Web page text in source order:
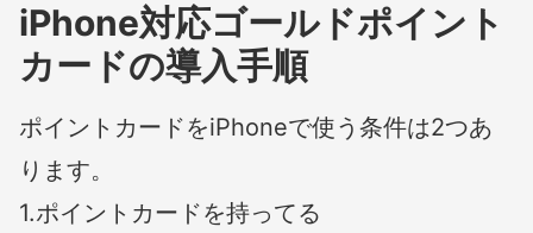
iPhone対応ゴールドポイント
カードの導入手順
ポイントカードをiPhoneで使う条件は2つあ
ります。
1.ポイントカードを持ってる